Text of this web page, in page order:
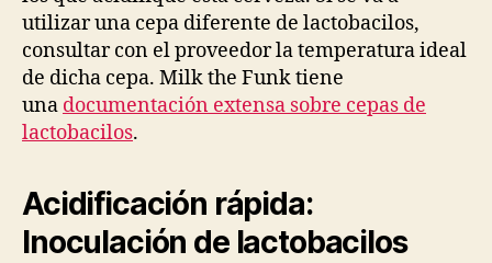
utilizar una cepa diferente de lactobacilos,
consultar con el proveedor la temperatura ideal
de dicha cepa. Milk the Funk tiene
una documentación extensa sobre cepas de
lactobacilos.
Acidificación rápida:
Inoculación de lactobacilos